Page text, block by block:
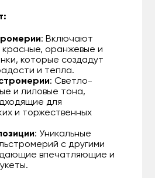
: Включают
оранжевые и
которые создадут
и тепла.
: Светло-
и лиловые тона,
для
и торжественных
: Уникальные
с другими
впечатляющие и